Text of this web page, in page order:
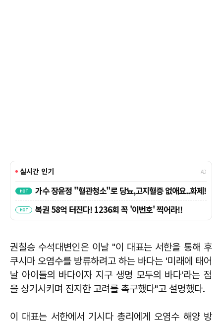
권칠승 수석대변인은 이날 "이 대표는 서한을 통해 후
쿠시마 오염수를 방류하려고 하는 바다는 '미래에 태어
날 아이들의 바다이자 지구 생명 모두의 바다'라는 점
을 상기시키며 진지한 고려를 촉구했다"고 설명했다.
이 대표는 서한에서 기시다 총리에게 오염수 해양 방